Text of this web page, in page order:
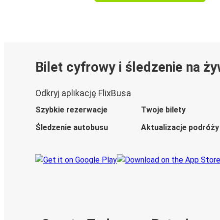
Bilet cyfrowy i śledzenie na
Odkryj aplikację FlixBusa
Szybkie rezerwacje
Twoje bilety
Śledzenie autobusu
Aktualizacje podróży